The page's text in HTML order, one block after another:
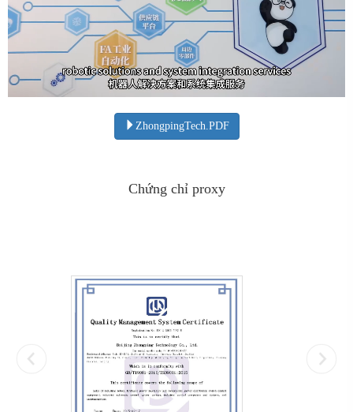
ZhongpingTech.PDF
Chứng chỉ proxy